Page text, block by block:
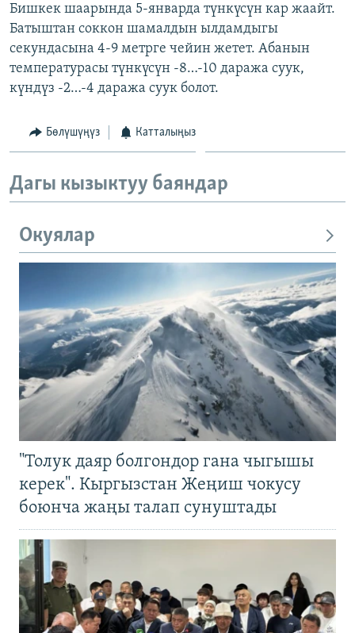
Бишкек шаарында 5-январда түнкүсүн кар жаайт.
Батыштан соккон шамалдын ылдамдыгы
секундасына 4-9 метрге чейин жетет. Абанын
температурасы түнкүсүн -8…-10 даража суук,
күндүз -2…-4 даража суук болот.
Бөлүшүңүз Катталыңыз
Дагы кызыктуу баяндар
Окуялар
"Толук даяр болгондор гана чыгышы
керек". Кыргызстан Жеңиш чокусу
боюнча жаңы талап сунуштады